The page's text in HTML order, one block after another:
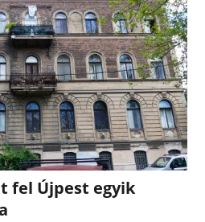
fel Újpest egyik